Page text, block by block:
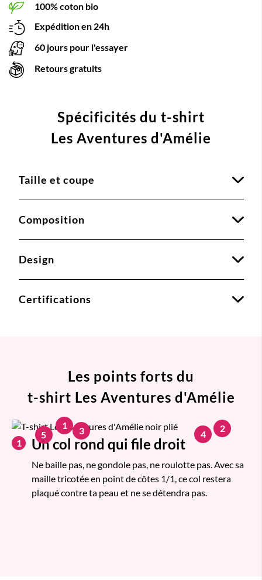
100% coton bio
Expédition en 24h
60 jours pour l'essayer
Retours gratuits
Spécificités du t-shirt
Les Aventures d'Amélie
Taille et coupe
Composition
Design
Certifications
Les points forts du
t-shirt Les Aventures d'Amélie
1 Un col rond qui file droit
Ne baille pas, ne gondole pas, ne roulotte pas. Avec sa
maille tricotée en point de côtes 1/1, ce col restera
plaqué contre ta peau et ne se détendra pas.
1 2
3 4
5